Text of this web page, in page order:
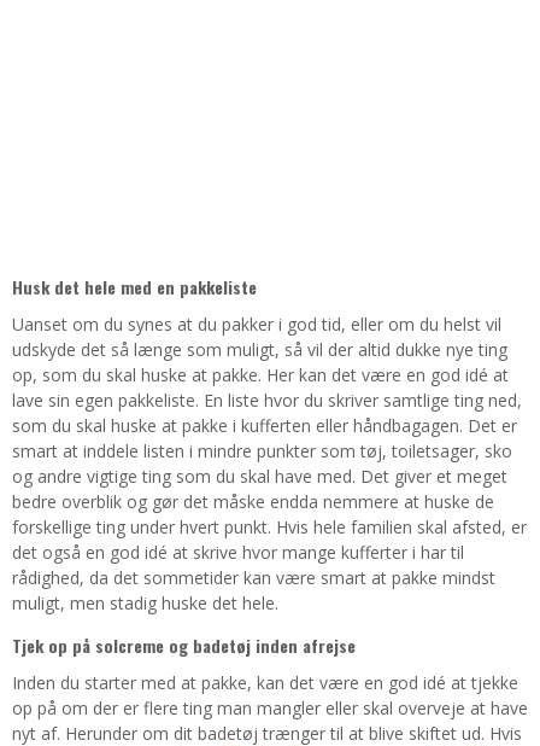
Husk det hele med en pakkeliste
Uanset om du synes at du pakker i god tid, eller om du helst vil
udskyde det så længe som muligt, så vil der altid dukke nye ting
op, som du skal huske at pakke. Her kan det være en god idé at
lave sin egen pakkeliste. En liste hvor du skriver samtlige ting ned,
som du skal huske at pakke i kufferten eller håndbagagen. Det er
smart at inddele listen i mindre punkter som tøj, toiletsager, sko
og andre vigtige ting som du skal have med. Det giver et meget
bedre overblik og gør det måske endda nemmere at huske de
forskellige ting under hvert punkt. Hvis hele familien skal afsted, er
det også en god idé at skrive hvor mange kufferter i har til
rådighed, da det sommetider kan være smart at pakke mindst
muligt, men stadig huske det hele.
Tjek op på solcreme og badetøj inden afrejse
Inden du starter med at pakke, kan det være en god idé at tjekke
op på om der er flere ting man mangler eller skal overveje at have
nyt af. Herunder om dit badetøj trænger til at blive skiftet ud. Hvis